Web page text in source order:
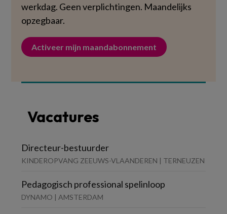
werkdag. Geen verplichtingen. Maandelijks
opzegbaar.
Activeer mijn maandabonnement
Vacatures
Directeur-bestuurder
KINDEROPVANG ZEEUWS-VLAANDEREN | TERNEUZEN
Pedagogisch professional spelinloop
DYNAMO | AMSTERDAM